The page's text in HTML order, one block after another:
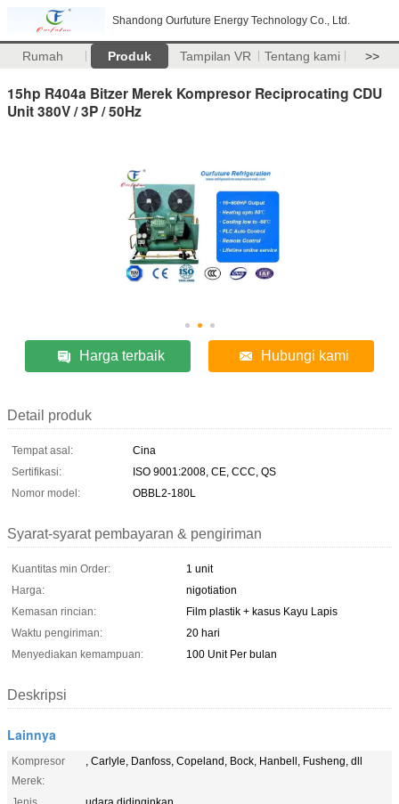
Shandong Ourfuture Energy Technology Co., Ltd.
Rumah Produk Tampilan VR Tentang kami >>
15hp R404a Bitzer Merek Kompresor Reciprocating CDU
Unit 380V / 3P / 50Hz
Harga terbaik Hubungi kami
Detail produk
Tempat asal:
Cina
Sertifikasi:
ISO 9001:2008, CE, CCC, QS
Nomor model:
OBBL2-180L
Syarat-syarat pembayaran & pengiriman
Kuantitas min Order:
1 unit
Harga:
nigotiation
Kemasan rincian:
Film plastik + kasus Kayu Lapis
Waktu pengiriman:
20 hari
Menyediakan kemampuan:
100 Unit Per bulan
Deskripsi
Lainnya
Kompresor
Merek:
, Carlyle, Danfoss, Copeland, Bock, Hanbell, Fusheng, dll